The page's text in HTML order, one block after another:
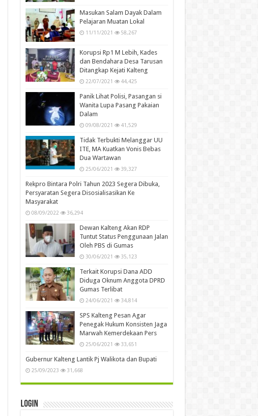
Masukan Salam Dayak Dalam
Pelajaran Muatan Lokal
11/11/2021 58,267
Korupsi Rp1 M Lebih, Kades
dan Bendahara Desa Tarusan
Ditangkap Kejati Kalteng
22/07/2021 44,425
Panik Lihat Polisi, Pasangan si
Wanita Lupa Pasang Pakaian
Dalam
09/08/2021 41,529
Tidak Terbukti Melanggar UU
ITE, MA Kuatkan Vonis Bebas
Dua Wartawan
25/06/2021 39,327
Rekpro Bintara Polri Tahun 2023 Segera Dibuka,
Persyaratan Segera Disosialisasikan Ke
Masyarakat
08/09/2022 36,294
Dewan Kalteng Akan RDP
Tuntut Status Penggunaan Jalan
Oleh PBS di Gumas
30/06/2021 35,123
Terkait Korupsi Dana ADD
Diduga Oknum Anggota DPRD
Gumas Terlibat
24/06/2021 34,814
SPS Kalteng Pesan Agar
Penegak Hukum Konsisten Jaga
Marwah Kemerdekaan Pers
25/06/2021 33,651
Gubernur Kalteng Lantik Pj Walikota dan Bupati
25/09/2023 31,668
Login